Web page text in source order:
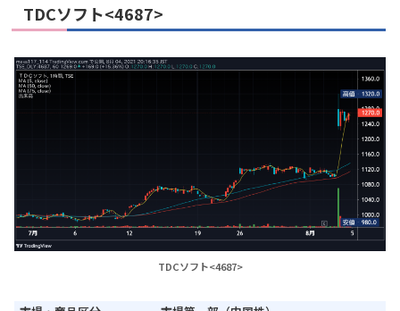
TDCソフト<4687>
TDCソフト<4687>